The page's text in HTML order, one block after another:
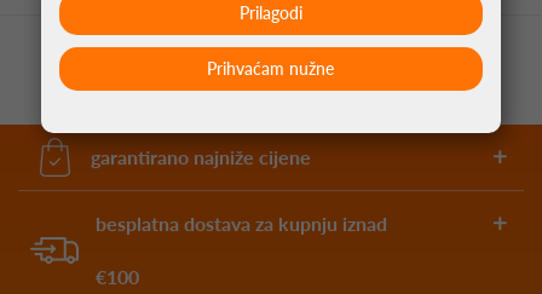
garantirano najniže cijene
besplatna dostava za kupnju iznad
€100
Prihvaćam nužne
Prilagodi